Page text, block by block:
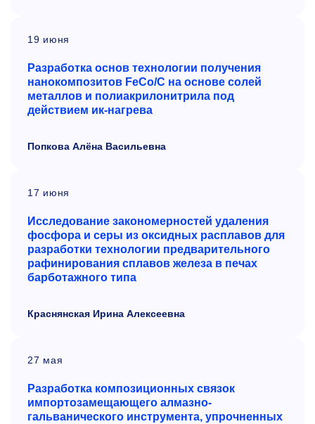
19 июня
Разработка основ технологии получения
нанокомпозитов FeCo/C на основе солей
металлов и полиакрилонитрила под
действием ик-нагрева
Попкова Алёна Васильевна
17 июня
Исследование закономерностей удаления
фосфора и серы из оксидных расплавов для
разработки технологии предварительного
рафинирования сплавов железа в печах
барботажного типа
Краснянская Ирина Алексеевна
27 мая
Разработка композиционных связок
импортозамещающего алмазно-
гальванического инструмента, упрочненных